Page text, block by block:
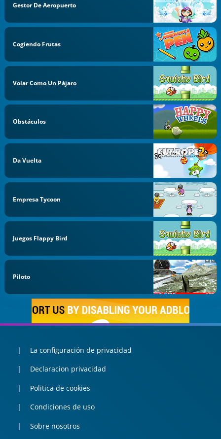
Gestor De Aeropuerto
Cogiendo Frutas
Volar Como Un Pájaro
Obstáculos
Da Vuelta
Empresa Tycoon
Juegos Flappy Bird
Piloto
La configuración de privacidad
Declaracion privacidad
Politica de cookies
Condiciones de uso
Sobre nosotros